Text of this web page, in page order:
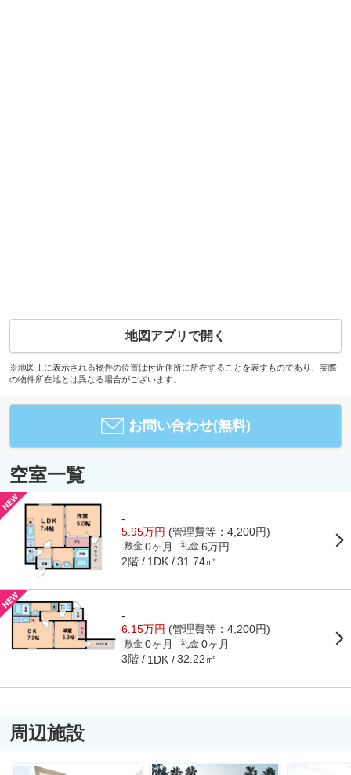
地図アプリで開く
※地図上に表示される物件の位置は付近住所に所在することを表すものであり、実際
の物件所在地とは異なる場合がございます。
お問い合わせ(無料)
空室一覧
-
5.95万円 (管理費等：4,200円)
敷金 0ヶ月 礼金 6万円
2階 1DK 31.74㎡
-
6.15万円 (管理費等：4,200円)
敷金 0ヶ月 礼金 0ヶ月
3階 1DK 32.22㎡
周辺施設